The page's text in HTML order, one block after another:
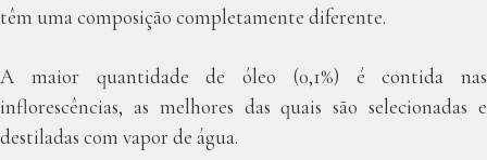
têm uma composição completamente diferente.
A maior quantidade de óleo (0,1%) é contida nas
inflorescências, as melhores das quais são selecionadas e
destiladas com vapor de água.